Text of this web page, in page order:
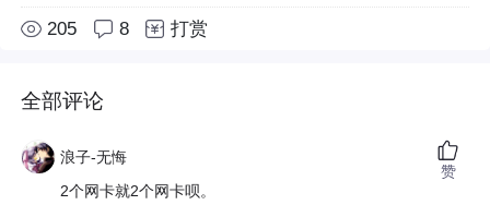
205 8 打赏
全部评论
浪子-无悔
2个网卡就2个网卡呗。
赞